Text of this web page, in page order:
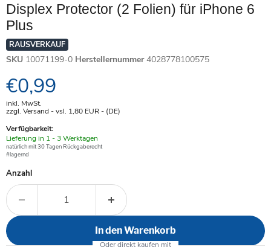
Displex Protector (2 Folien) für iPhone 6
Plus
RAUSVERKAUF
SKU 10071199-0 Herstellernummer 4028778100575
Aktueller Preis
€0,99
inkl. MwSt.
zzgl. Versand - vsl. 1,80 EUR- (DE)
Verfügbarkeit:
Verfügbar
-
Lieferung in 1 - 3 Werktagen
natürlich mit 30 Tagen Rückgaberecht
#lagernd
Anzahl
In den Warenkorb